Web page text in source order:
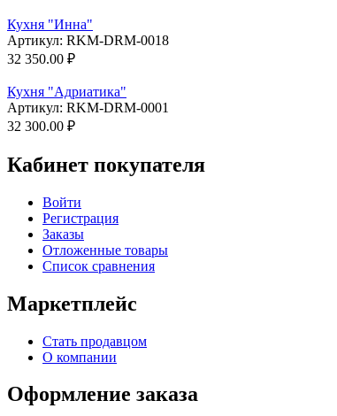
Кухня "Инна"
Артикул: RKM-DRM-0018
32 350.00 ₽
Кухня "Адриатика"
Артикул: RKM-DRM-0001
32 300.00 ₽
Кабинет покупателя
Войти
Регистрация
Заказы
Отложенные товары
Список сравнения
Маркетплейс
Стать продавцом
О компании
Оформление заказа